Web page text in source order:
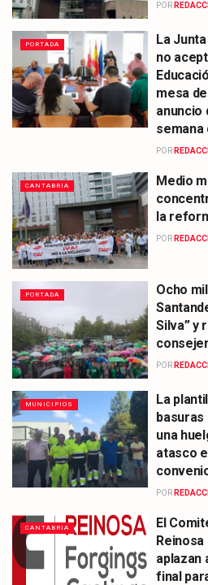
POR
PORTADA
La
no
mesa
anuncio
semana
POR
CANTABRIA
Medio
la
POR
PORTADA
Ocho
Silva” y
POR
MUNICIPIOS
La
basuras
una
atasco
POR
CANTABRIA
El
aplazan
final